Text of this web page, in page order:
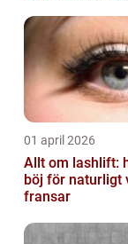
01 april 2026
Allt om lashlift:
böj för naturligt
fransar